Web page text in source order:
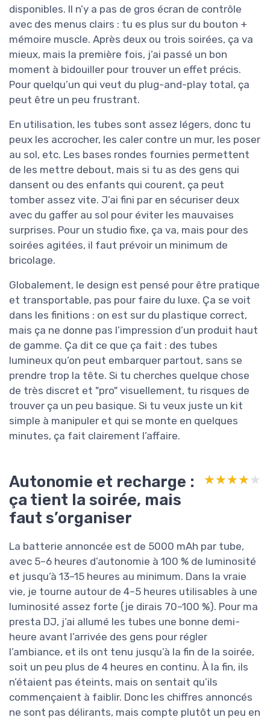
disponibles. Il n’y a pas de gros écran de contrôle
avec des menus clairs : tu es plus sur du bouton +
mémoire muscle. Après deux ou trois soirées, ça va
mieux, mais la première fois, j’ai passé un bon
moment à bidouiller pour trouver un effet précis.
Pour quelqu’un qui veut du plug-and-play total, ça
peut être un peu frustrant.
En utilisation, les tubes sont assez légers, donc tu
peux les accrocher, les caler contre un mur, les poser
au sol, etc. Les bases rondes fournies permettent
de les mettre debout, mais si tu as des gens qui
dansent ou des enfants qui courent, ça peut
tomber assez vite. J’ai fini par en sécuriser deux
avec du gaffer au sol pour éviter les mauvaises
surprises. Pour un studio fixe, ça va, mais pour des
soirées agitées, il faut prévoir un minimum de
bricolage.
Globalement, le design est pensé pour être pratique
et transportable, pas pour faire du luxe. Ça se voit
dans les finitions : on est sur du plastique correct,
mais ça ne donne pas l’impression d’un produit haut
de gamme. Ça dit ce que ça fait : des tubes
lumineux qu’on peut embarquer partout, sans se
prendre trop la tête. Si tu cherches quelque chose
de très discret et "pro" visuellement, tu risques de
trouver ça un peu basique. Si tu veux juste un kit
simple à manipuler et qui se monte en quelques
minutes, ça fait clairement l’affaire.
Autonomie et recharge :
ça tient la soirée, mais
faut s’organiser
★★★★★
★★★★★
La batterie annoncée est de 5000 mAh par tube,
avec 5–6 heures d’autonomie à 100 % de luminosité
et jusqu’à 13–15 heures au minimum. Dans la vraie
vie, je tourne autour de 4–5 heures utilisables à une
luminosité assez forte (je dirais 70–100 %). Pour ma
presta DJ, j’ai allumé les tubes une bonne demi-
heure avant l’arrivée des gens pour régler
l’ambiance, et ils ont tenu jusqu’à la fin de la soirée,
soit un peu plus de 4 heures en continu. À la fin, ils
n’étaient pas éteints, mais on sentait qu’ils
commençaient à faiblir. Donc les chiffres annoncés
ne sont pas délirants, mais compte plutôt un peu en